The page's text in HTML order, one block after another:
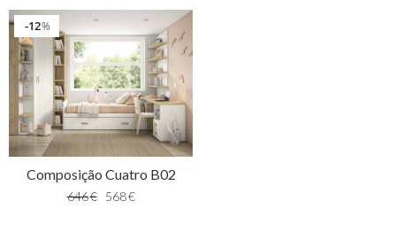
%
12
Composição Cuatro B02
646€ 568€